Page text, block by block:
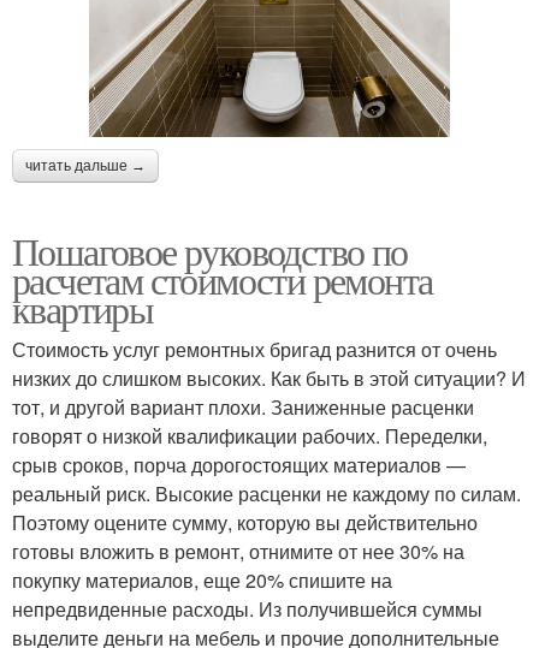
читать дальше →
Пошаговое руководство по
расчетам стоимости ремонта
квартиры
Стоимость услуг ремонтных бригад разнится от очень
низких до слишком высоких. Как быть в этой ситуации? И
тот, и другой вариант плохи. Заниженные расценки
говорят о низкой квалификации рабочих. Переделки,
срыв сроков, порча дорогостоящих материалов —
реальный риск. Высокие расценки не каждому по силам.
Поэтому оцените сумму, которую вы действительно
готовы вложить в ремонт, отнимите от нее 30% на
покупку материалов, еще 20% спишите на
непредвиденные расходы. Из получившейся суммы
выделите деньги на мебель и прочие дополнительные